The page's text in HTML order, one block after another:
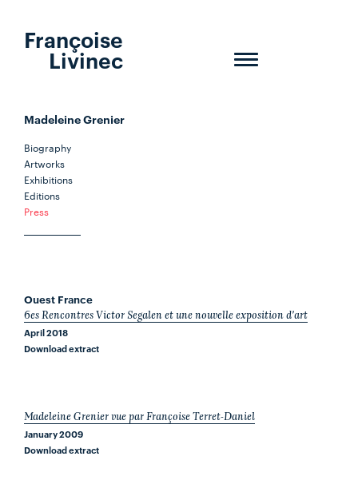
Toggle
Françoise
Livinec
Madeleine Grenier
Biography
Artworks
Exhibitions
Editions
Press
Ouest France
6es Rencontres Victor Segalen et une nouvelle exposition d'art
April 2018
Download extract
Madeleine Grenier vue par Françoise Terret-Daniel
January 2009
Download extract